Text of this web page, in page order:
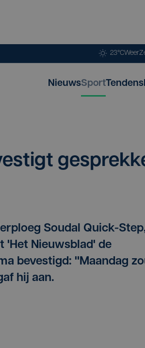
23°CWeer
NieuwsSportTendens
Soudal Quick-
'Het Nieuwsblad' de
bevestigd: "Maandag
hij aan.